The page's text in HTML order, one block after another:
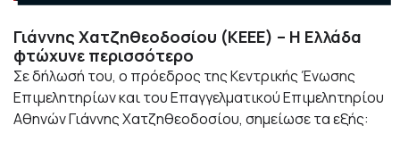
Γιάννης Χατζηθεοδοσίου (ΚΕΕΕ) – Η Ελλάδα
φτώχυνε περισσότερο
Σε δήλωσή του, ο πρόεδρος της Κεντρικής Ένωσης
Επιμελητηρίων και του Επαγγελματικού Επιμελητηρίου
Αθηνών Γιάννης Χατζηθεοδοσίου, σημείωσε τα εξής: